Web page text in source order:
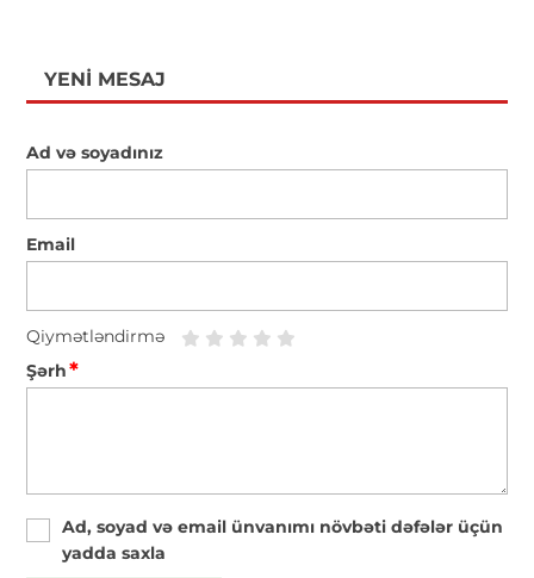
YENI MESAJ
Ad və soyadınız
Email
Qiymətləndirmə
Şərh*
Ad, soyad və email ünvanımı növbəti dəfələr üçün
yadda saxla